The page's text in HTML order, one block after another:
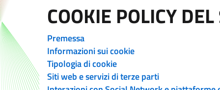
COOKIE POLICY
Premessa
Informazioni sui cookie
Tipologia di cookie
Siti web e servizi di terze parti